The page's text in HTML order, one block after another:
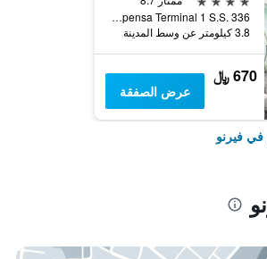
Malpensa Terminal 1 S.S. 336, فيرنو, مقاطعة فاريزي, إيطاليا
3.8 كيلومتر عن وسط المدينة
670 ﷼
عرض الصفقة
فيرنو